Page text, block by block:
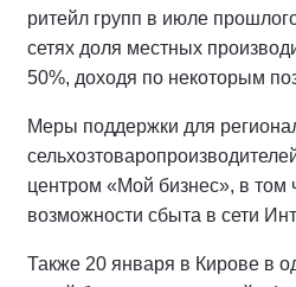
ритейл групп в июле
сетях доля местных
50%, доходя по некоторым
Меры поддержки для
центром «Мой бизнес», в
возможности сбыта в сети
Также 20 января в Кирове в